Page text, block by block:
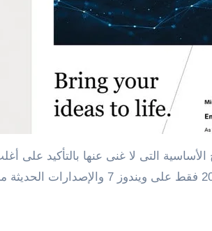
التى لا غنى عنها بالتأكيد على